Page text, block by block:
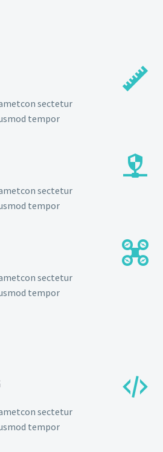
sectetur
tempor


sectetur
tempor


sectetur
tempor


sectetur
tempor

